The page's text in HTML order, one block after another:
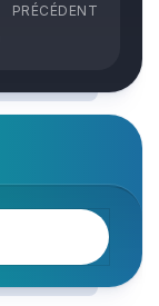
PRÉCÉDENT